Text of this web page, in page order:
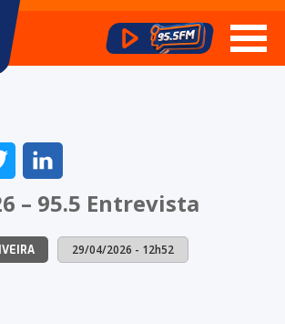
COMPARTILHAR
NO
TWITTERLINKEDIN
– 95.5 Entrevista
29/04/2026 - 12h52